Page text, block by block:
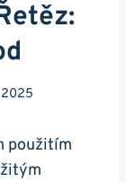
2025
použitím